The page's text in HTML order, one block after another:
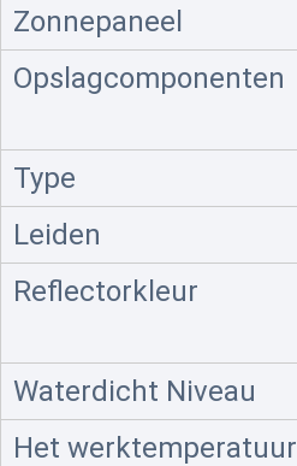
Zonnepaneel
Opslagcomponenten
Type
Leiden
Reflectorkleur
Waterdicht Niveau
Het werktemperatuur